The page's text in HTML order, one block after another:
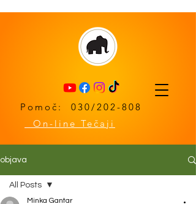
Pomoč: 030/202-808
On-line Tečaji
objava
All Posts
Minka Gantar